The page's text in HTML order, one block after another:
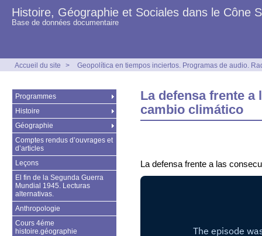
Histoire, Géographie et Sociales dans le Cône
Base de données documentaire
Accueil du site > Geopolítica en tiempos inciertos. Programas de audio.
La defensa frente a
cambio climático
La defensa frente a las
Programmes
Histoire
Géographie
Comptes rendus d’ouvrages et
d’articles
Leçons
El fin de la Segunda Guerra
Mundial 1945. Lecturas
alternativas.
Anthropologie
Cours 4éme
histoire.géographie